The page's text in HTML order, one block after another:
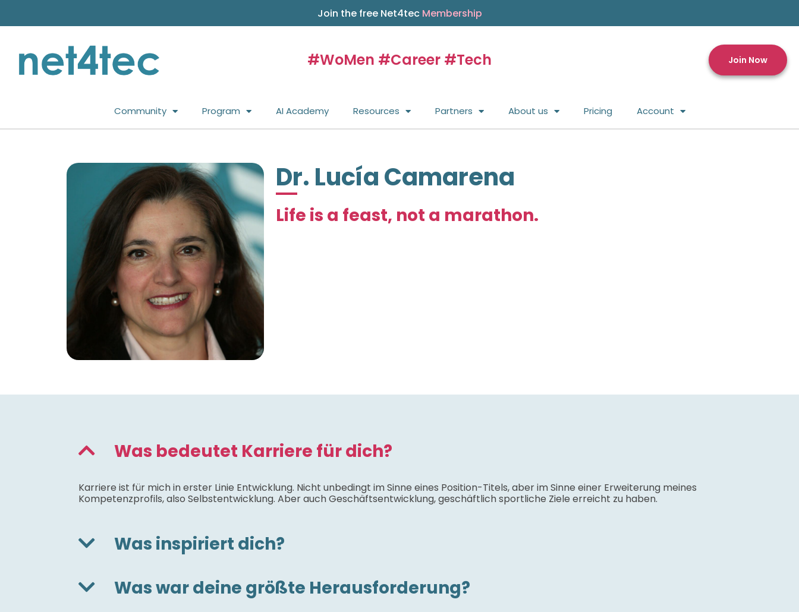
Join the free Net4tec Membership
#WoMen #Career #Tech Join Now
Community Program AI Academy Resources Partners About us Pricing Account
Dr. Lucía Camarena
Life is a feast, not a marathon.
Was bedeutet Karriere für dich?
Karriere ist für mich in erster Linie Entwicklung. Nicht unbedingt im Sinne eines Position-Titels, aber im Sinne einer Erweiterung meines
Kompetenzprofils, also Selbstentwicklung. Aber auch Geschäftsentwicklung, geschäftlich sportliche Ziele erreicht zu haben.
Was inspiriert dich?
Was war deine größte Herausforderung?